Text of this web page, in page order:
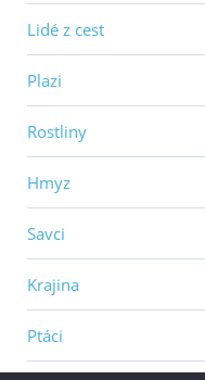
Lidé z cest
Plazi
Rostliny
Hmyz
Savci
Krajina
Ptáci